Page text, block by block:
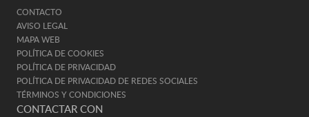
CONTACTO
AVISO LEGAL
MAPA WEB
POLÍTICA DE COOKIES
POLÍTICA DE PRIVACIDAD
POLÍTICA DE PRIVACIDAD DE REDES SOCIALES
TÉRMINOS Y CONDICIONES
CONTACTAR CON